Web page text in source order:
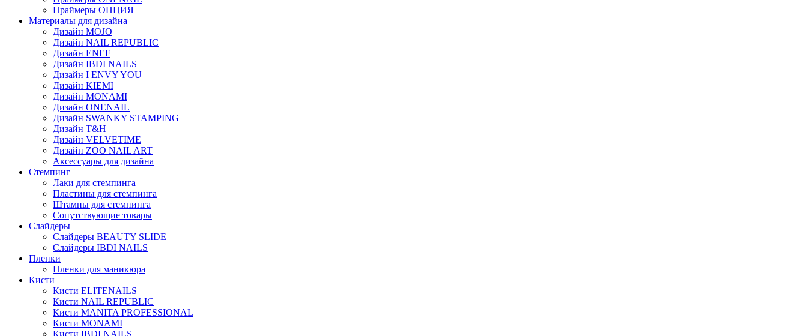
Праймеры ОПЦИЯ
Материалы для дизайна
Дизайн MOJO
Дизайн NAIL REPUBLIC
Дизайн ENEF
Дизайн IBDI NAILS
Дизайн I ENVY YOU
Дизайн KIEMI
Дизайн MONAMI
Дизайн ONENAIL
Дизайн SWANKY STAMPING
Дизайн T&H
Дизайн VELVETIME
Дизайн ZOO NAIL ART
Аксессуары для дизайна
Стемпинг
Лаки для стемпинга
Пластины для стемпинга
Штампы для стемпинга
Сопутствующие товары
Слайдеры
Слайдеры BEAUTY SLIDE
Слайдеры IBDI NAILS
Пленки
Пленки для маникюра
Кисти
Кисти ELITENAILS
Кисти NAIL REPUBLIC
Кисти MANITA PROFESSIONAL
Кисти MONAMI
Кисти IBDI NAILS